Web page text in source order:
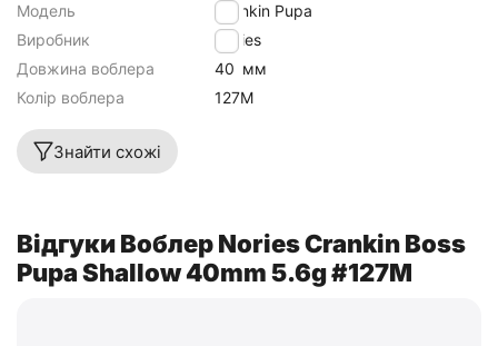
Модель
Crankin Pupa
Виробник
Nories
Довжина воблера
40 мм
Колір воблера
127M
Знайти схожі
Відгуки Воблер Nories Crankin Boss
Pupa Shallow 40mm 5.6g #127M